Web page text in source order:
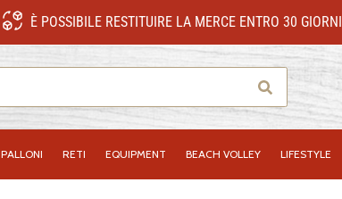
È POSSIBILE RESTITUIRE LA MERCE ENTRO 30 GIORNI
Ricerca
PALLONI RETI EQUIPMENT BEACH VOLLEY LIFESTYLE